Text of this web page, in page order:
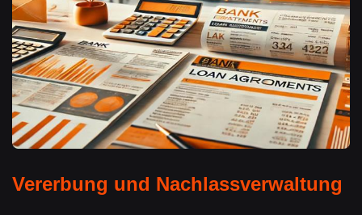
Vererbung und Nachlassverwaltung